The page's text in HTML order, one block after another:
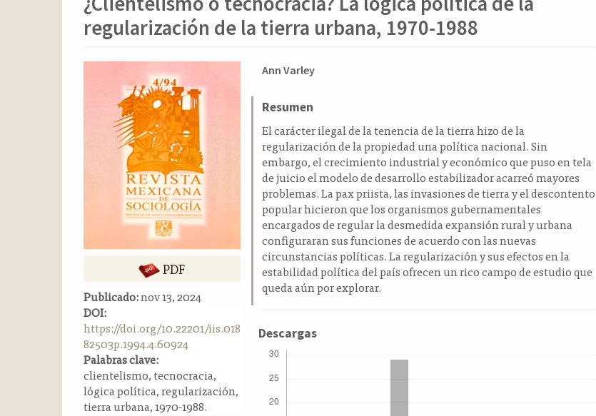
regularización de la tierra urbana, 1970-1988
lateral
artículo
PDF
Publicado:nov 13, 2024
DOI:
https://doi.org/10.22201/iis.018
82503p.1994.4.60924
Palabras clave:
clientelismo, tecnocracia,
lógica política, regularización,
tierra urbana, 1970-1988.
Contenido
del
artículo
Ann Varley
Resumen
El carácter ilegal de la tenencia de la tierra hizo de la
regularización de la propiedad una política nacional. Sin
embargo, el crecimiento industrial y económico que puso en tela
de juicio el modelo de desarrollo estabilizador acarreó mayores
problemas. La pax priista, las invasiones de tierra y el descontento
popular hicieron que los organismos gubernamentales
encargados de regular la desmedida expansión rural y urbana
configuraran sus funciones de acuerdo con las nuevas
circunstancias políticas. La regularización y sus efectos en la
estabilidad política del país ofrecen un rico campo de estudio que
queda aún por explorar.
Descargas